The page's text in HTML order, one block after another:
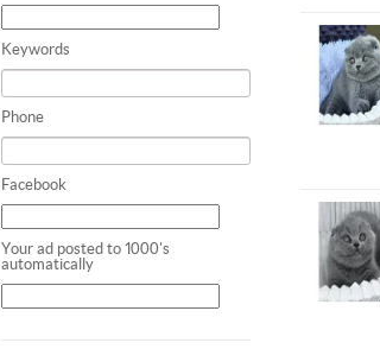
Keywords
Phone
Facebook
Your ad posted to 1000's
automatically